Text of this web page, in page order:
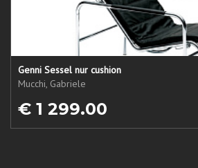
Genni Sessel nur cushion
Mucchi, Gabriele
€ 1 299.00